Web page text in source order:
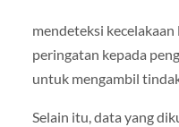
mendeteksi
peringatan kepada
untuk mengambil
Selain itu, data yang